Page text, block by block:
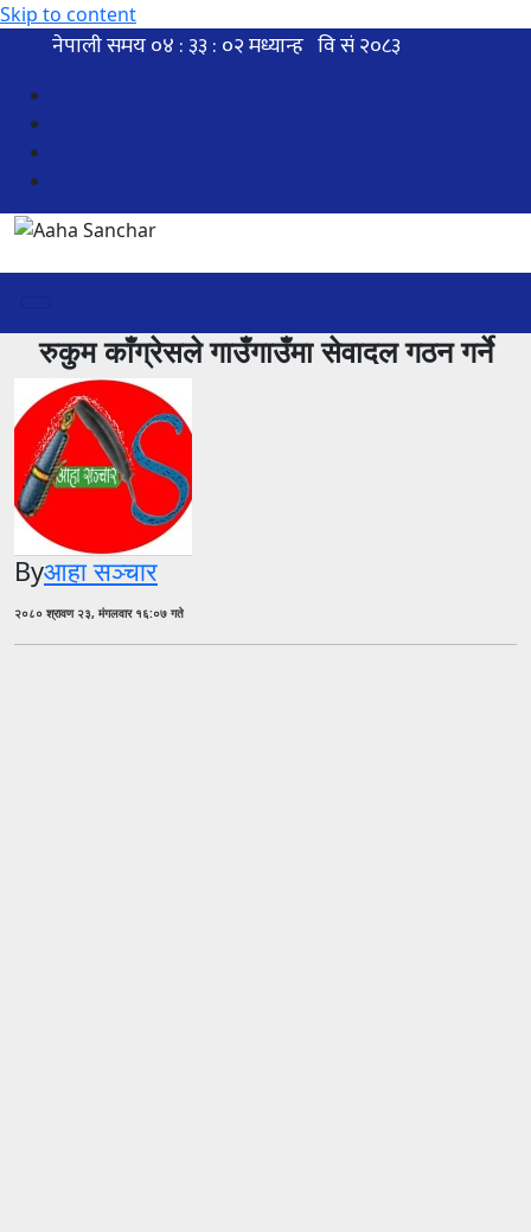
Skip to content
रुकुम काँग्रेसले गाउँगाउँमा सेवादल गठन गर्ने
Byआहा सञ्चार
२०८० श्रावण २३, मंगलवार १६:०७ गते